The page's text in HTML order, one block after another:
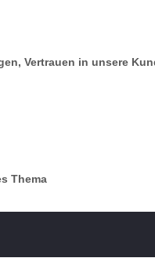
Vertrauen in unsere
Thema